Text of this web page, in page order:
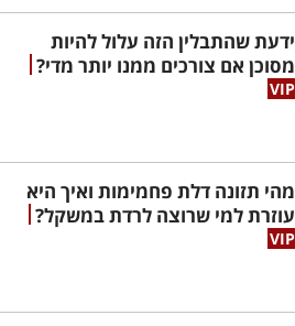
ידעת שהתבלין הזה עלול להיות
מסוכן אם צורכים ממנו יותר מדי?
מהי תזונה דלת פחמימות ואיך היא
עוזרת למי שרוצה לרדת במשקל?